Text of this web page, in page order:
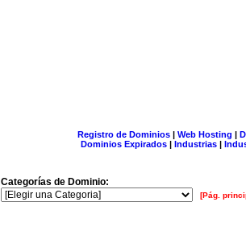
Registro de Dominios| Web Hosting |
Dominios Expirados | Industrias |
Categorías de Dominio:
[Pág.